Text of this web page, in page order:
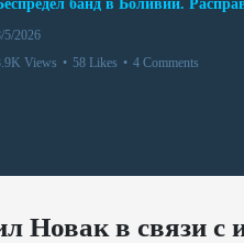
5/2026
Views • 58 Likes • 4 Comments
Новак в связи с